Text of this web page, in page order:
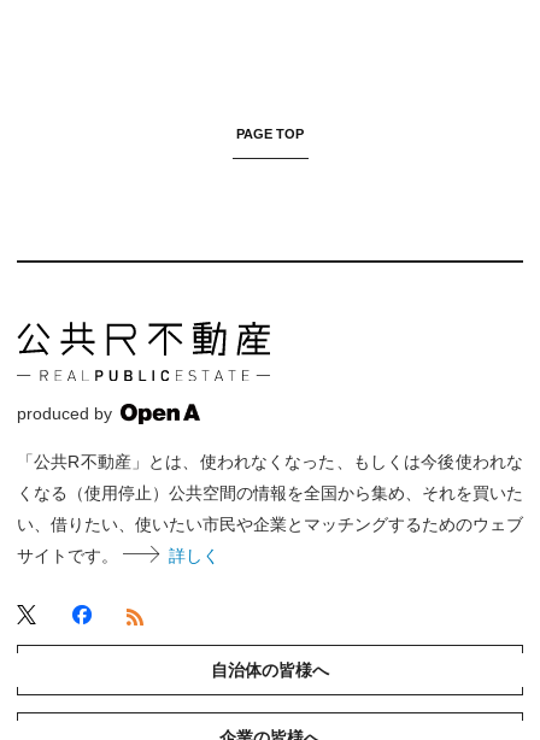
PAGE TOP
produced by
「公共R不動産」とは、使われなくなった、もしくは今後使われな
くなる（使用停止）公共空間の情報を全国から集め、それを買いた
い、借りたい、使いたい市民や企業とマッチングするためのウェブ
サイトです。
詳しく
自治体の皆様へ